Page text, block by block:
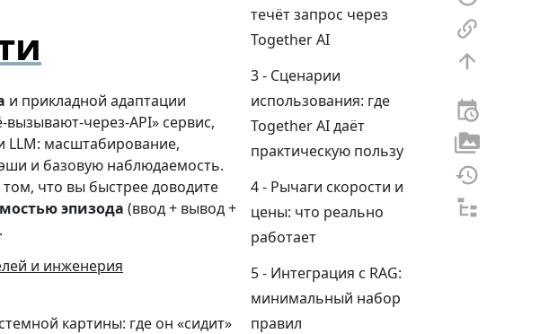
течёт запрос через
Together AI
Сценарии
использования: где
Together AI даёт
практическую пользу
Рычаги скорости и
цены: что реально
работает
Интеграция с RAG:
минимальный набор
правил
и прикладной адаптации
через-API» сервис,
LLM: масштабирование,
и базовую наблюдаемость.
что вы быстрее доводите
эпизода (ввод + вывод +
картины: где он «сидит»